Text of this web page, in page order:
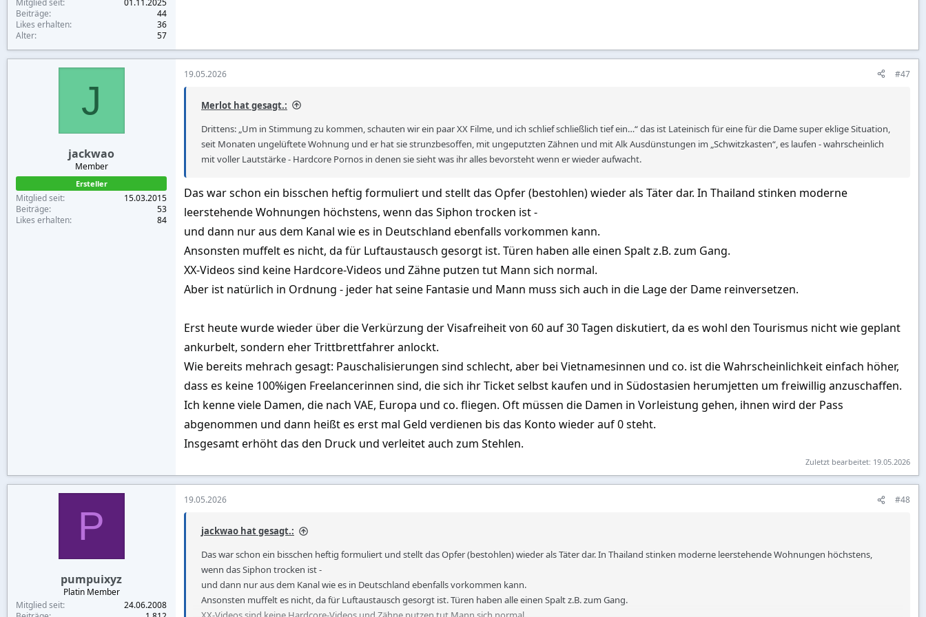
Wie so oft im Leben trügt das Gefühl von Sicherheit – Mann glaubt, alles im Griff zu haben, obwohl man es nicht hat. Gegen 10 Uhr morgens wachte ich auf und erlebte
den Albtraum eines jeden Mannes: Geld weg, Frau weg.
eigenen Wohnung musste ich diese bittere Erfahrung machen.
Zum Glück wurden weder mein Laptop noch andere Wertgegenstände gestohlen. Der finanzielle Schaden beläuft sich auf rund 13.000 THB und ist verkraftbar. Weitaus
schwerer wiegt jedoch der Schock über mein eigenes mangelndes Urteilsvermögen – und die Erkenntnis, dass ich offenbar doch nicht so erfahren bin, wie ich immer
Die Vietnamesin war vermutlich keine professionelle Diebin, denn sonst hätte sie gewusst, dass man in thailändischen Condominiums eine Keycard für die Nutzung des
Aufzugs benötigt. Zudem ging sie ein erhebliches Risiko ein – ich hätte jederzeit aufwachen können. Die Aufnahmen der Überwachungskameras zeigten später, dass sie
im Morgengrauen aus dem 17. Stock zu Fuß über den Notausgang flüchtete.
Vietnmnesin flüchtet 17 Stockwerke über den Notausgang im Condominium
Nachdem ich mich gesammelt hatte, bat ich die Mitarbeiter am Empfang des Condominiums, mir die Aufnahmen der Überwachungskameras zu zeigen. Dabei stellte sich
Am nächsten Tag ging ich noch einmal nüchtern in den Club – und plötzlich fielen mir all die Details auf, die ich am Vorabend durch Alkohol und Euphorie völlig übersehen
hatte.
Im Club tummelten sich vor allem Vietnamesinnen und Afrikanerinnen. Die Thai-Frauen sind lediglich Hostessen, die vom Club bezahlt werden, um Gäste zu unterhalten
und zu Getränkebestellungen zu animieren. Das eigentliche Escort-Geschäft übernehmen hingegen die Ausländerinnen.
Auf meine direkte Frage nach ihrem Preis antwortete eine Vietnamesin: 12.000 THB – verhandelbar.
In diesem Moment fühlte ich mich wieder wie ein absoluter Anfänger, um 30 Jahre zurückversetzt, und musste mir eingestehen, dass sich das Nachtleben in Bangkok
Hätte ich doch nur eine Frau bei meiner befreundeten Agentur ThaiSingleReisen gebucht – wenn mein Jagdinstinkt nicht so groß gewesen wäre …
------------------------------------------------------------------------------------------------------------------------------------------
Tipps für Single-Männer in Bangkok: So schützt sich Mann vor Betrug & Diebstahl​
Nimm nur so viel Bargeld mit wie nötig.Bezahle nach Möglichkeit mit Kreditkarte – auch im Taxi (siehe nächster Punkt).
Nutze Apps wie Grab Taxi und bezahle Fahrten automatisch per Kreditkarte. Die Taxi-Mafia hat sich leider durch ihre jahrelange Abzocke von Touristen in diese
Position begeben und wurde jetzt von Apps eingeholt. In weniger touristischen Gegenden sind reguläre Taxis nach wie vor die bessere Wahl – ohne die US-Konzerne zu
Beiträge
44
Likes erhalten
36
Alter
57
J
jackwao
Member
Ersteller
Mitglied seit
15.03.2015
Beiträge
53
Likes erhalten
84
19.05.2026 #47
Merlot hat gesagt.:
Drittens: „Um in Stimmung zu kommen, schauten wir ein paar XX Filme, und ich schlief schließlich tief ein…“ das ist Lateinisch für eine für die Dame super eklige Situation,
seit Monaten ungelüftete Wohnung und er hat sie strunzbesoffen, mit ungeputzten Zähnen und mit Alk Ausdünstungen im „Schwitzkasten“, es laufen - wahrscheinlich
mit voller Lautstärke - Hardcore Pornos in denen sie sieht was ihr alles bevorsteht wenn er wieder aufwacht.
Das war schon ein bisschen heftig formuliert und stellt das Opfer (bestohlen) wieder als Täter dar. In Thailand stinken moderne
leerstehende Wohnungen höchstens, wenn das Siphon trocken ist -
und dann nur aus dem Kanal wie es in Deutschland ebenfalls vorkommen kann.
Ansonsten muffelt es nicht, da für Luftaustausch gesorgt ist. Türen haben alle einen Spalt z.B. zum Gang.
XX-Videos sind keine Hardcore-Videos und Zähne putzen tut Mann sich normal.
Aber ist natürlich in Ordnung - jeder hat seine Fantasie und Mann muss sich auch in die Lage der Dame reinversetzen.
Erst heute wurde wieder über die Verkürzung der Visafreiheit von 60 auf 30 Tagen diskutiert, da es wohl den Tourismus nicht wie geplant
ankurbelt, sondern eher Trittbrettfahrer anlockt.
Wie bereits mehrach gesagt: Pauschalisierungen sind schlecht, aber bei Vietnamesinnen und co. ist die Wahrscheinlichkeit einfach höher,
dass es keine 100%igen Freelancerinnen sind, die sich ihr Ticket selbst kaufen und in Südostasien herumjetten um freiwillig anzuschaffen.
Ich kenne viele Damen, die nach VAE, Europa und co. fliegen. Oft müssen die Damen in Vorleistung gehen, ihnen wird der Pass
abgenommen und dann heißt es erst mal Geld verdienen bis das Konto wieder auf 0 steht.
Insgesamt erhöht das den Druck und verleitet auch zum Stehlen.
Zuletzt bearbeitet: 19.05.2026
P
pumpuixyz
Platin Member
Mitglied seit
24.06.2008
19.05.2026 #48
jackwao hat gesagt.:
Das war schon ein bisschen heftig formuliert und stellt das Opfer (bestohlen) wieder als Täter dar. In Thailand stinken moderne leerstehende Wohnungen höchstens,
wenn das Siphon trocken ist -
und dann nur aus dem Kanal wie es in Deutschland ebenfalls vorkommen kann.
Ansonsten muffelt es nicht, da für Luftaustausch gesorgt ist. Türen haben alle einen Spalt z.B. zum Gang.